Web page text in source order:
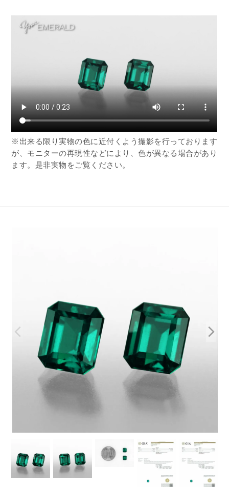
※出来る限り実物の色に近付くよう撮影を行っております
が、モニターの再現性などにより、色が異なる場合があり
ます。是非実物をご覧ください。